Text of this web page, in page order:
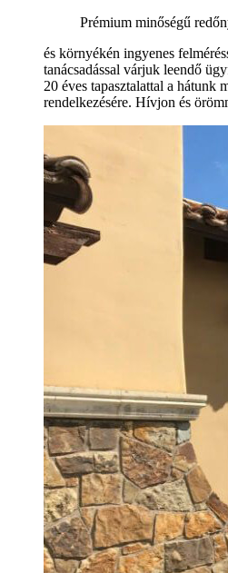
Prémium minőségű
és környékén ingyenes
tanácsadással várjuk leendő
20 éves tapasztalattal a hátunk
rendelkezésére. Hívjon és